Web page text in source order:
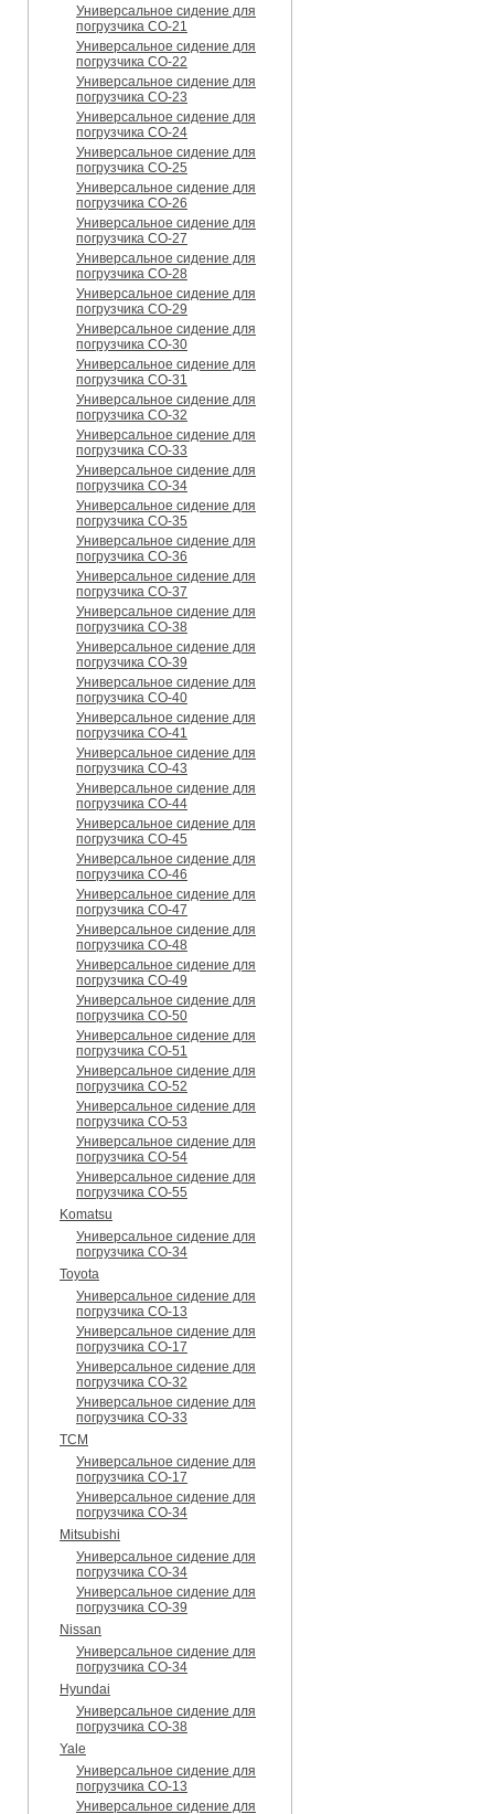
Универсальное сидение для
погрузчика CO-21
Универсальное сидение для
погрузчика CO-22
Универсальное сидение для
погрузчика CO-23
Универсальное сидение для
погрузчика CO-24
Универсальное сидение для
погрузчика CO-25
Универсальное сидение для
погрузчика CO-26
Универсальное сидение для
погрузчика CO-27
Универсальное сидение для
погрузчика CO-28
Универсальное сидение для
погрузчика CO-29
Универсальное сидение для
погрузчика CO-30
Универсальное сидение для
погрузчика CO-31
Универсальное сидение для
погрузчика CO-32
Универсальное сидение для
погрузчика CO-33
Универсальное сидение для
погрузчика CO-34
Универсальное сидение для
погрузчика CO-35
Универсальное сидение для
погрузчика CO-36
Универсальное сидение для
погрузчика CO-37
Универсальное сидение для
погрузчика CO-38
Универсальное сидение для
погрузчика CO-39
Универсальное сидение для
погрузчика CO-40
Универсальное сидение для
погрузчика CO-41
Универсальное сидение для
погрузчика CO-43
Универсальное сидение для
погрузчика CO-44
Универсальное сидение для
погрузчика CO-45
Универсальное сидение для
погрузчика CO-46
Универсальное сидение для
погрузчика CO-47
Универсальное сидение для
погрузчика CO-48
Универсальное сидение для
погрузчика CO-49
Универсальное сидение для
погрузчика CO-50
Универсальное сидение для
погрузчика CO-51
Универсальное сидение для
погрузчика CO-52
Универсальное сидение для
погрузчика CO-53
Универсальное сидение для
погрузчика CO-54
Универсальное сидение для
погрузчика CO-55
Komatsu
Универсальное сидение для
погрузчика CO-34
Toyota
Универсальное сидение для
погрузчика CO-13
Универсальное сидение для
погрузчика CO-17
Универсальное сидение для
погрузчика CO-32
Универсальное сидение для
погрузчика CO-33
TCM
Универсальное сидение для
погрузчика CO-17
Универсальное сидение для
погрузчика CO-34
Mitsubishi
Универсальное сидение для
погрузчика CO-34
Универсальное сидение для
погрузчика CO-39
Nissan
Универсальное сидение для
погрузчика CO-34
Hyundai
Универсальное сидение для
погрузчика CO-38
Yale
Универсальное сидение для
погрузчика CO-13
Универсальное сидение для